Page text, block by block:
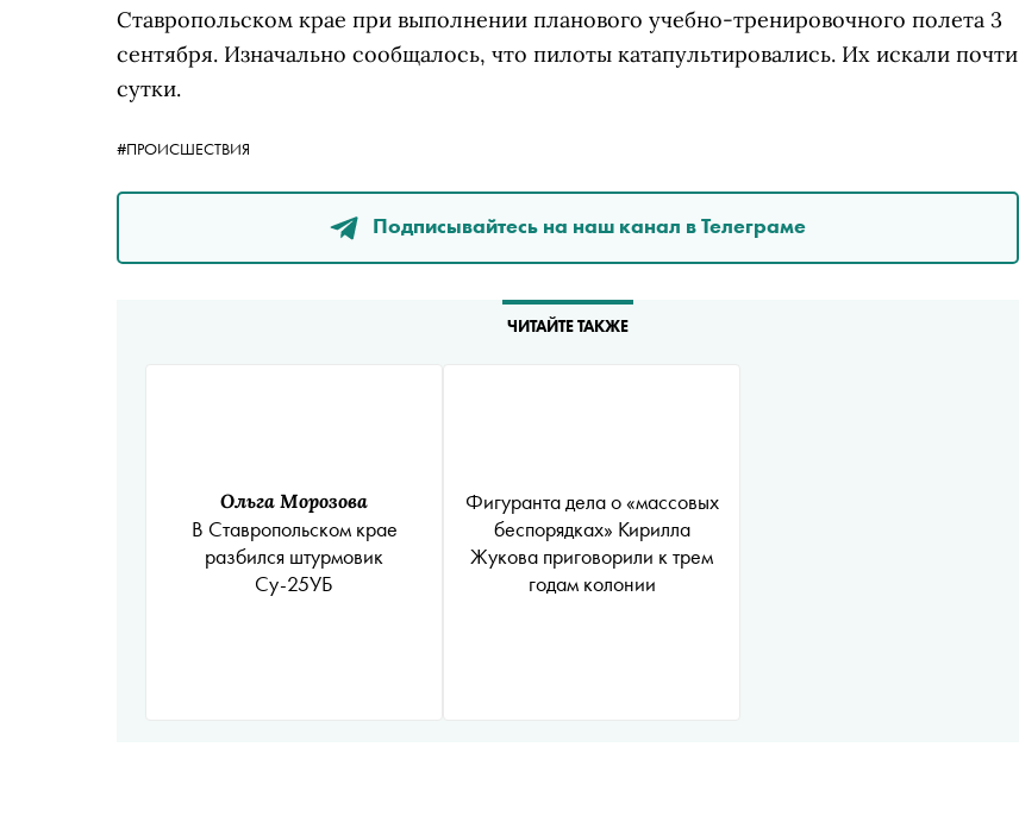
Ставропольском крае при выполнении планового учебно-тренировочного полета 3
сентября. Изначально сообщалось, что пилоты катапультировались. Их искали почти
сутки.
#ПРОИСШЕСТВИЯ
Подписывайтесь на наш канал в Телеграме
ЧИТАЙТЕ ТАКЖЕ
Ольга Морозова
В Ставропольском крае
разбился штурмовик
Су-25УБ
Фигуранта дела о «массовых
беспорядках» Кирилла
Жукова приговорили к трем
годам колонии